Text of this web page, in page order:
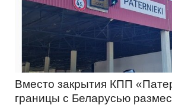
Вместо закрытия КПП
границы с Беларусью